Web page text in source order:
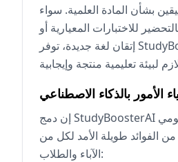
بشأن المادة العلمية. سواء
للاختبارات المعيارية أو
إتقان لغة جديدة، توفر StudyBoosterAI الإطار
الأمور بالذكاء الاصطناعي
إن دمج StudyBoosterAI في الروتين اليومي
من الفوائد طويلة الأمد لكل من
الآباء والطلاب: